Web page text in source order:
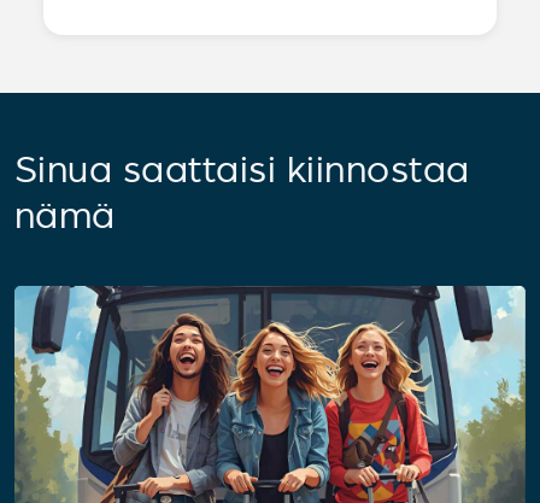
Sinua saattaisi kiinnostaa
nämä